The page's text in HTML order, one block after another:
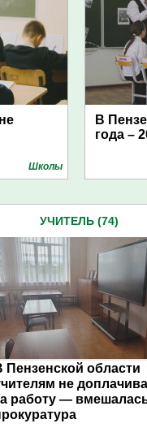
Школы
В
года –
УЧИТЕЛЬ (74)
Пензенской области
не
работу —